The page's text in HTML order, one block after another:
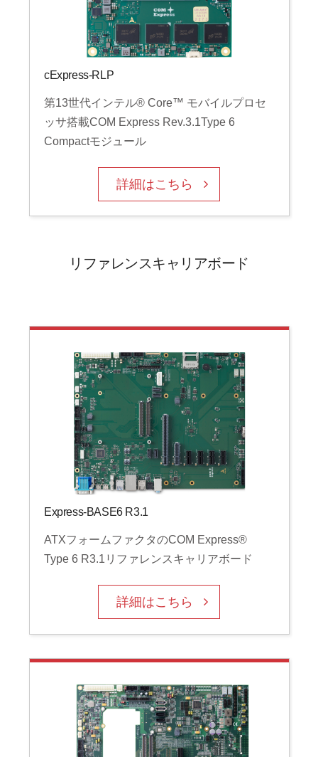
cExpress-RLP
第13世代インテル® Core™ モバイルプロセ
ッサ搭載COM Express Rev.3.1Type 6
Compactモジュール
詳細はこちら
リファレンスキャリアボード
Express-BASE6 R3.1
ATXフォームファクタのCOM Express®
Type 6 R3.1リファレンスキャリアボード
詳細はこちら